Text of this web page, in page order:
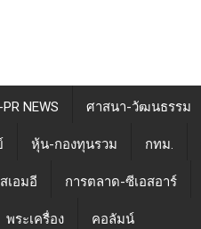
NEWS ศาสนา-วัฒนธรรม
หุ้น-กองทุนรวม กทม.
เอมอี การตลาด-ซีเอสอาร์
พระเครื่อง คอลัมน์